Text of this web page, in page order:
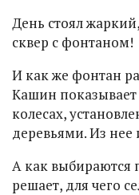
День стоял
сквер с фонтаном!
И как же фонтан
Кашин
колесах,
деревьями. Из нее
А как выбираются
решает, для чего